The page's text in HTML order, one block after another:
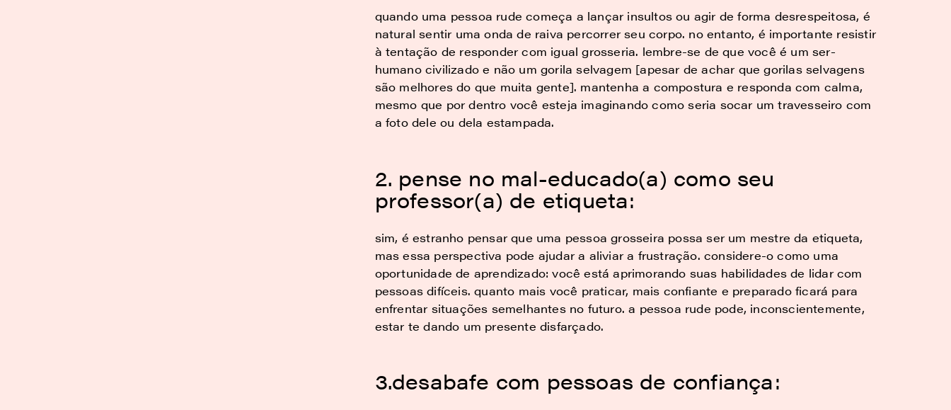
quando uma pessoa rude começa a lançar insultos ou agir de forma desrespeitosa, é
natural sentir uma onda de raiva percorrer seu corpo. no entanto, é importante resistir
à tentação de responder com igual grosseria. lembre-se de que você é um ser-
humano civilizado e não um gorila selvagem [apesar de achar que gorilas selvagens
são melhores do que muita gente]. mantenha a compostura e responda com calma,
mesmo que por dentro você esteja imaginando como seria socar um travesseiro com
a foto dele ou dela estampada.
2. pense no mal-educado(a) como seu
professor(a) de etiqueta:
sim, é estranho pensar que uma pessoa grosseira possa ser um mestre da etiqueta,
mas essa perspectiva pode ajudar a aliviar a frustração. considere-o como uma
oportunidade de aprendizado: você está aprimorando suas habilidades de lidar com
pessoas difíceis. quanto mais você praticar, mais confiante e preparado ficará para
enfrentar situações semelhantes no futuro. a pessoa rude pode, inconscientemente,
estar te dando um presente disfarçado.
3.desabafe com pessoas de confiança: